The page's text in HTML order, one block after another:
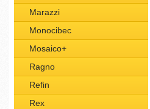
Marazzi
Monocibec
Mosaico+
Ragno
Refin
Rex